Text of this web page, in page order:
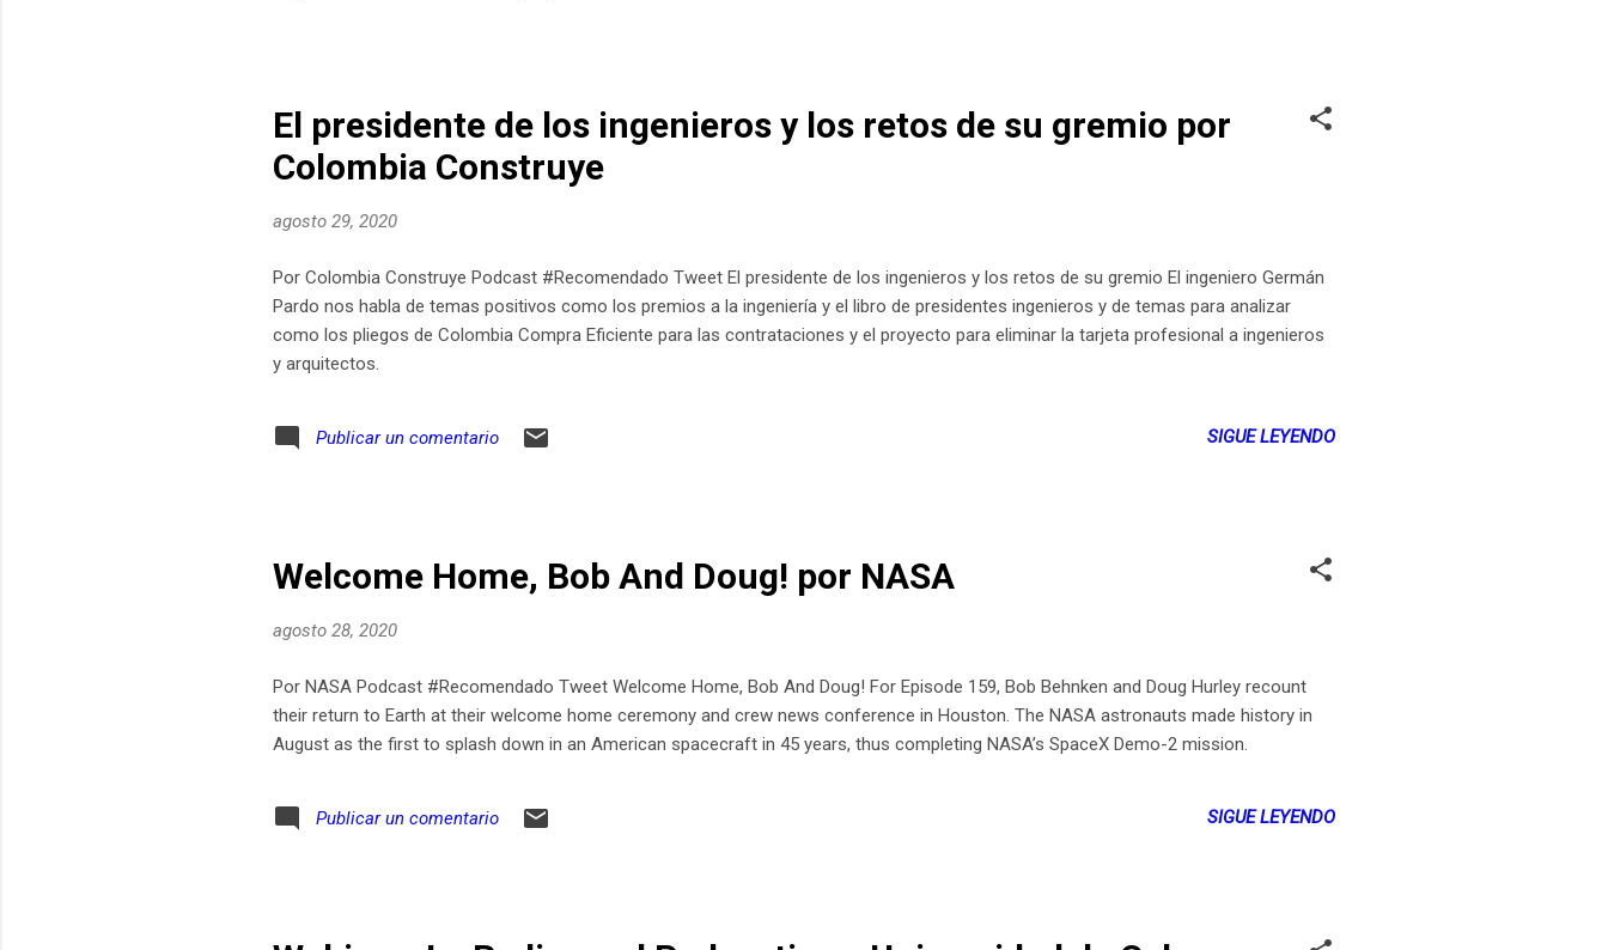
El presidente de los ingenieros y los retos de su gremio por
Colombia Construye
agosto 29, 2020
Por Colombia Construye Podcast #Recomendado Tweet El presidente de los ingenieros y los retos de su gremio El ingeniero Germán
Pardo nos habla de temas positivos como los premios a la ingeniería y el libro de presidentes ingenieros y de temas para analizar
como los pliegos de Colombia Compra Eficiente para las contrataciones y el proyecto para eliminar la tarjeta profesional a ingenieros
y arquitectos.
Publicar un comentario SIGUE LEYENDO
Welcome Home, Bob And Doug! por NASA
agosto 28, 2020
Por NASA Podcast #Recomendado Tweet Welcome Home, Bob And Doug! For Episode 159, Bob Behnken and Doug Hurley recount
their return to Earth at their welcome home ceremony and crew news conference in Houston. The NASA astronauts made history in
August as the first to splash down in an American spacecraft in 45 years, thus completing NASA’s SpaceX Demo-2 mission.
Publicar un comentario SIGUE LEYENDO